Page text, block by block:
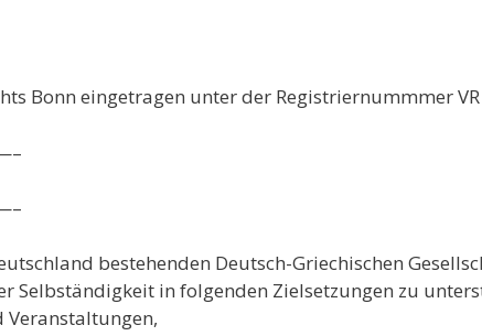
Bonn eingetragen unter der Registriernummmer
bestehenden Deutsch-Griechischen
in folgenden Zielsetzungen zu